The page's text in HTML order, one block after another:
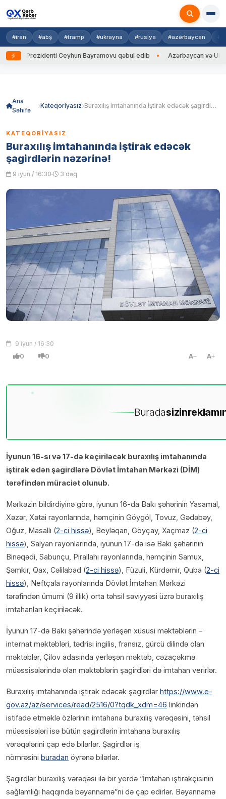
#iran #abş #tramp #ukrayna #rusiya #azərbaycan
Prezidenti Ceyhun Bayramovu qəbul edib Azərbaycan və Ukrayna
Ana
Səhifə
Kateqoriyasız Buraxılış imtahanında iştirak edəcək şagirdlərin nəzərinə!
KATEQORIYASIZ
Buraxılış imtahanında iştirak edəcək
şagirdlərin nəzərinə!
9 iyun / 16:30 3 dəq
9 iyun / 16:30
0 0 A A
Buradasizin
İyunun 16-sı və 17-də keçiriləcək buraxılış imtahanında
iştirak edən şagirdlərə Dövlət İmtahan Mərkəzi (DİM)
tərəfindən müraciət olunub.
Mərkəzin bildirdiyinə görə, iyunun 16-da Bakı şəhərinin Yasamal,
Xəzər, Xətai rayonlarında, həmçinin Göygöl, Tovuz, Gədəbəy,
Oğuz, Masallı (2-ci hissə), Beyləqan, Göyçay, Xaçmaz (2-ci
hissə), Salyan rayonlarında, iyunun 17-də isə Bakı şəhərinin
Binəqədi, Sabunçu, Pirallahı rayonlarında, həmçinin Samux,
Şəmkir, Qax, Cəlilabad (2-ci hissə), Füzuli, Kürdəmir, Quba (2-ci
hissə), Neftçala rayonlarında Dövlət İmtahan Mərkəzi
tərəfindən ümumi (9 illik) orta təhsil səviyyəsi üzrə buraxılış
imtahanları keçiriləcək.
İyunun 17-də Bakı şəhərində yerləşən xüsusi məktəblərin –
internat məktəbləri, tədrisi ingilis, fransız, gürcü dilində olan
məktəblər, Çilov adasında yerləşən məktəb, cəzaçəkmə
müəssisələrində olan məktəblərin şagirdləri də imtahan verirlər.
Buraxılış imtahanında iştirak edəcək şagirdlər https://www.e-
gov.az/az/services/read/2516/0?tqdk_xdm=46 linkindən
istifadə etməklə özlərinin imtahana buraxılış vərəqəsini, təhsil
müəssisələri isə bütün şagirdlərin imtahana buraxılış
vərəqələrini çap edə bilərlər. Şagirdlər iş
nömrəsini buradan öyrənə bilərlər.
Şagirdlər buraxılış vərəqəsi ilə bir yerdə “İmtahan iştirakçısının
sağlamlığı haqqında bəyannamə”ni də çap edirlər. Bəyannamə